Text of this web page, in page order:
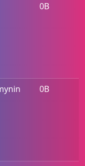
0B
0B